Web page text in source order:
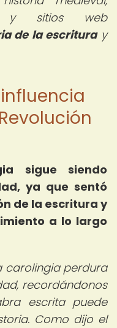
y sitios web
de la escrituray
sigue siendo
ya que sentó
de la escritura y
a lo largo
carolingia perdura
recordándonos
escrita puede
Como dijo el